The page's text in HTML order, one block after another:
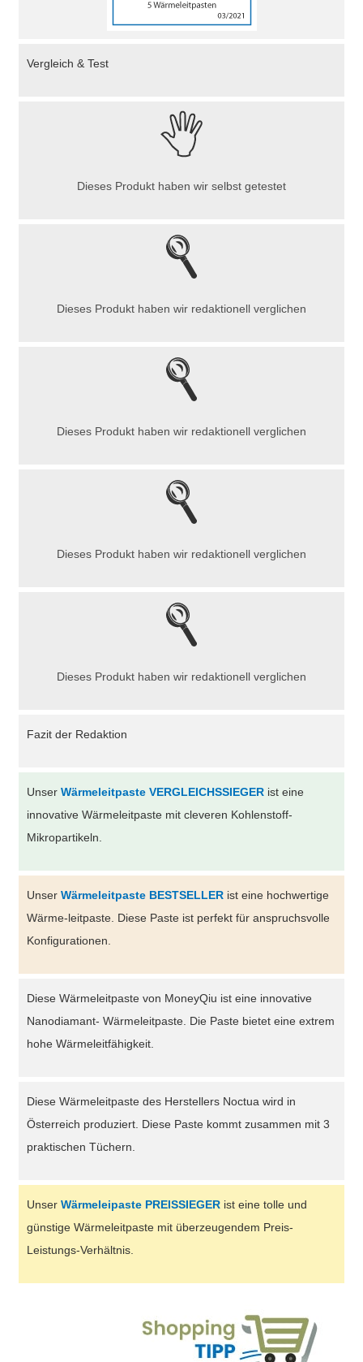
Vergleich & Test
Dieses Produkt haben wir selbst getestet
Dieses Produkt haben wir redaktionell verglichen
Dieses Produkt haben wir redaktionell verglichen
Dieses Produkt haben wir redaktionell verglichen
Dieses Produkt haben wir redaktionell verglichen
Fazit der Redaktion
Unser Wärmeleitpaste VERGLEICHSSIEGER ist eine
innovative Wärmeleitpaste mit cleveren Kohlenstoff-
Mikropartikeln.
Unser Wärmeleitpaste BESTSELLER ist eine hochwertige
Wärme-leitpaste. Diese Paste ist perfekt für anspruchsvolle
Konfigurationen.
Diese Wärmeleitpaste von MoneyQiu ist eine innovative
Nanodiamant- Wärmeleitpaste. Die Paste bietet eine extrem
hohe Wärmeleitfähigkeit.
Diese Wärmeleitpaste des Herstellers Noctua wird in
Österreich produziert. Diese Paste kommt zusammen mit 3
praktischen Tüchern.
Unser Wärmeleipaste PREISSIEGER ist eine tolle und
günstige Wärmeleitpaste mit überzeugendem Preis-
Leistungs-Verhältnis.